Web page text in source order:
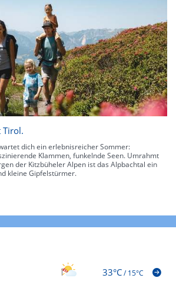
Tirol.
dich ein erlebnisreicher Sommer:
Klammen, funkelnde Seen. Umrahmt
der Kitzbüheler Alpen ist das Alpbachtal ein
kleine Gipfelstürmer.
33°C/15°C